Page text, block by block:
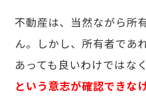
不動産は、当然ながら所
ん。しかし、所有者であ
あっても良いわけではなく
という意志が確認できな